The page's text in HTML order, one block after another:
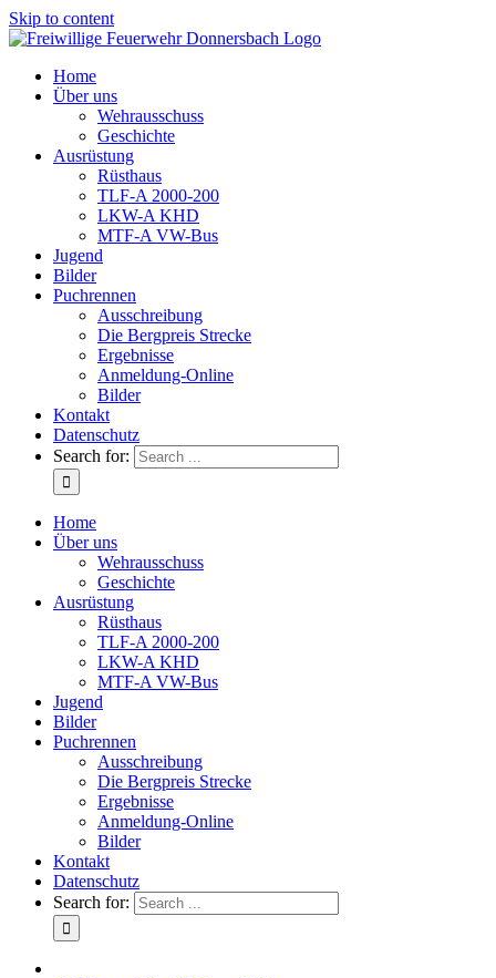
Skip to content
Home
Über uns
Wehrausschuss
Geschichte
Ausrüstung
Rüsthaus
TLF-A 2000-200
LKW-A KHD
MTF-A VW-Bus
Jugend
Bilder
Puchrennen
Ausschreibung
Die Bergpreis Strecke
Ergebnisse
Anmeldung-Online
Bilder
Kontakt
Datenschutz
Search for:
Home
Über uns
Wehrausschuss
Geschichte
Ausrüstung
Rüsthaus
TLF-A 2000-200
LKW-A KHD
MTF-A VW-Bus
Jugend
Bilder
Puchrennen
Ausschreibung
Die Bergpreis Strecke
Ergebnisse
Anmeldung-Online
Bilder
Kontakt
Datenschutz
Search for: